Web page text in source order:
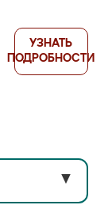
УЗНАТЬ
ПОДРОБНОСТИ
▼